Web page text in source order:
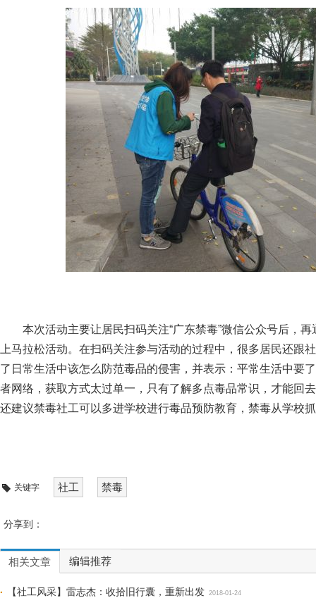
本次活动主要让居民扫码关注“广东禁毒”微信公众号后，
上马拉松活动。在扫码关注参与活动的过程中，很多居民还跟
了日常生活中该怎么防范毒品的侵害，并表示：平常生活中要
者网络，获取方式太过单一，只有了解多点毒品常识，才能回
还建议禁毒社工可以多进学校进行毒品预防教育，禁毒从学校
关键字 社工 禁毒
分享到：
相关文章 编辑推荐
【社工风采】雷志杰：收拾旧行囊，重新出发 2018-01-24